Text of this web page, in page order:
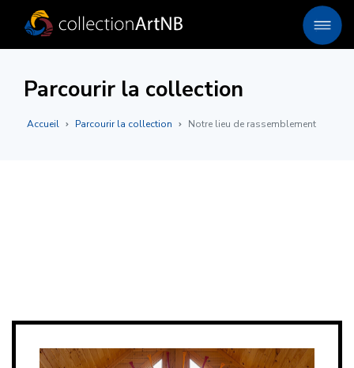
Parcourir la collection
Accueil Parcourir la collection Notre lieu de rassemblement